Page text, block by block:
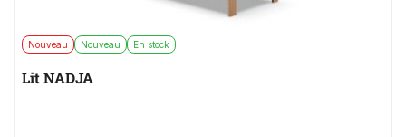
Nouveau Nouveau En stock
Lit NADJA